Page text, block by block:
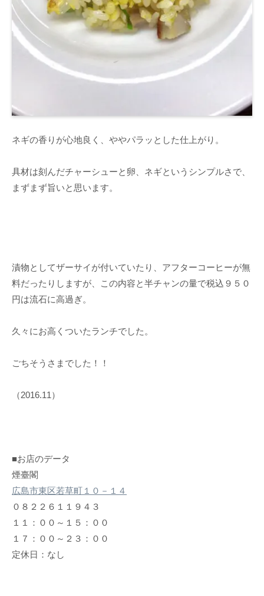
ネギの香りが心地良く、ややパラッとした仕上がり。
具材は刻んだチャーシューと卵、ネギというシンプルさで、
まずまず旨いと思います。
漬物としてザーサイが付いていたり、アフターコーヒーが無
料だったりしますが、この内容と半チャンの量で税込９５０
円は流石に高過ぎ。
久々にお高くついたランチでした。
ごちそうさまでした！！
（2016.11）
■お店のデータ
煙臺閣
広島市東区若草町１０－１４
０８２２６１１９４３
１１：００～１５：００
１７：００～２３：００
定休日：なし